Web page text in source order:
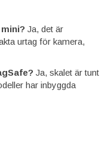
Ja, det är
urtag för kamera,
Ja, skalet är tunt
har inbyggda